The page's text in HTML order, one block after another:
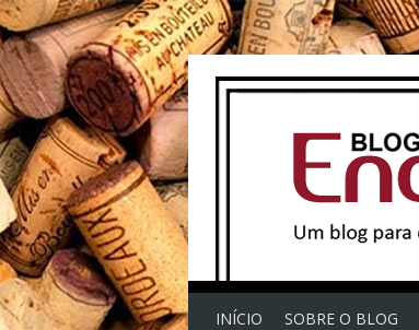
INÍCIO SOBRE O BLOG